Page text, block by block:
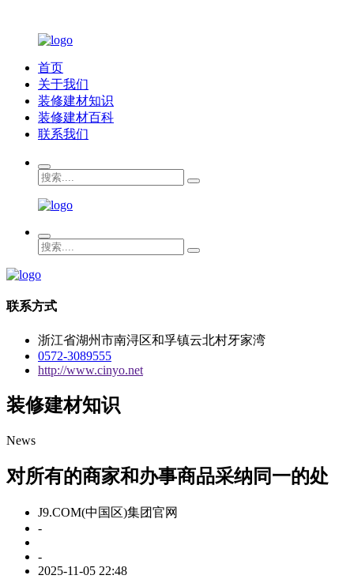
首页
关于我们
装修建材知识
装修建材百科
联系我们
联系方式
浙江省湖州市南浔区和孚镇云北村牙家湾
0572-3089555
http://www.cinyo.net
装修建材知识
News
对所有的商家和办事商品采纳同一的处
J9.COM(中国区)集团官网
-
-
2025-11-05 22:48